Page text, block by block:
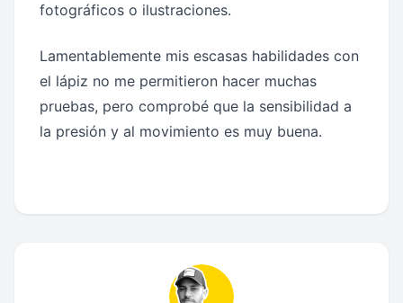
fotográficos o ilustraciones.
Lamentablemente mis escasas habilidades con
el lápiz no me permitieron hacer muchas
pruebas, pero comprobé que la sensibilidad a
la presión y al movimiento es muy buena.